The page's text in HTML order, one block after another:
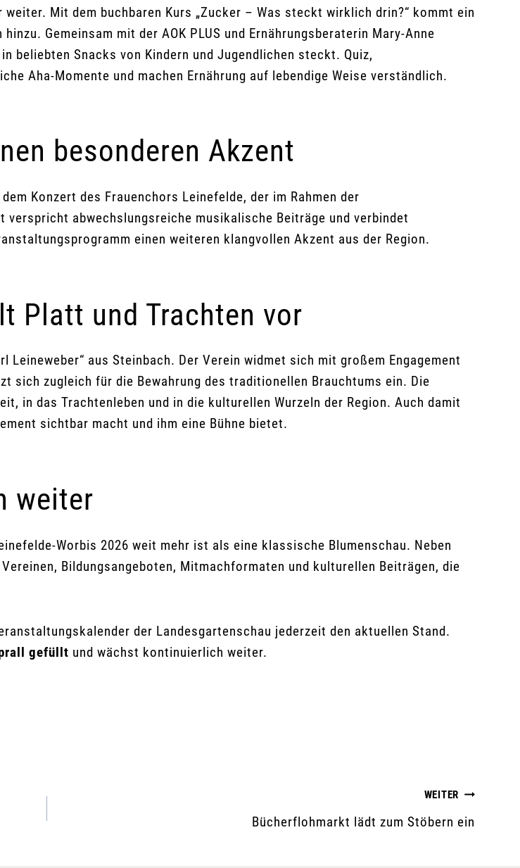
Mit dem buchbaren Kurs „Zucker – Was steckt wirklich drin?“ kommt ein
Gemeinsam mit der AOK PLUS und Ernährungsberaterin Mary-Anne
beliebten Snacks von Kindern und Jugendlichen steckt. Quiz,
Aha-Momente und machen Ernährung auf lebendige Weise verständlich.
besonderen Akzent
Konzert des Frauenchors Leinefelde, der im Rahmen der
abwechslungsreiche musikalische Beiträge und verbindet
einen weiteren klangvollen Akzent aus der Region.
Platt und Trachten vor
aus Steinbach. Der Verein widmet sich mit großem Engagement
sich zugleich für die Bewahrung des traditionellen Brauchtums ein. Die
in das Trachtenleben und in die kulturellen Wurzeln der Region. Auch damit
sichtbar macht und ihm eine Bühne bietet.
weiter
Worbis 2026 weit mehr ist als eine klassische Blumenschau. Neben
Bildungsangeboten, Mitmachformaten und kulturellen Beiträgen, die
der Landesgartenschau jederzeit den aktuellen Stand.
gefüllt und wächst kontinuierlich weiter.
WEITER
Bücherflohmarkt lädt zum Stöbern ein